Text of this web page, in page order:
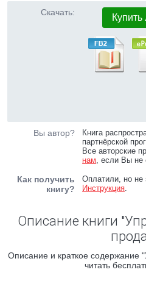
Скачать:
Вы автор?
Книга
партнёрской
Все авторские
нам, если Вы не
Как получить
книгу?
Оплатили, но не
Инструкция.
Описание книги
Описание и краткое содержание
читать